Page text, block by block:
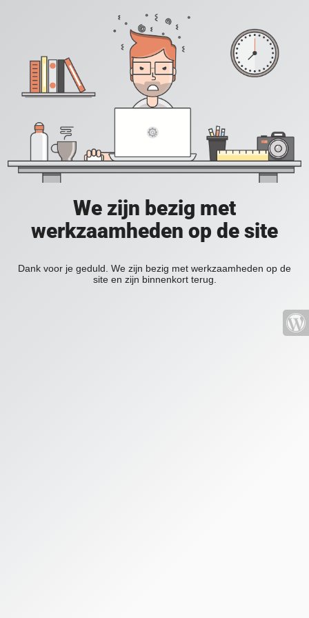
We zijn bezig met
werkzaamheden op de site
Dank voor je geduld. We zijn bezig met werkzaamheden op de
site en zijn binnenkort terug.